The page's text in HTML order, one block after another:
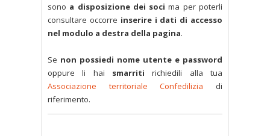
sono a disposizione dei soci ma per poterli
consultare occorre inserire i dati di accesso
nel modulo a destra della pagina.
Se non possiedi nome utente e password
oppure li hai smarriti richiedili alla tua
Associazione territoriale Confedilizia di
riferimento.